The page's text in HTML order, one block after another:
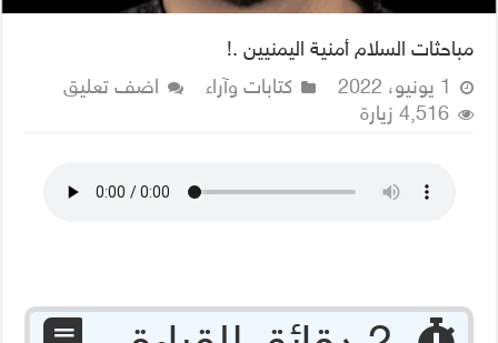
مباحثات السلام أمنية اليمنيين .!
1 يونيو، 2022
كتابات وآراء
اضف تعليق
4,516 زيارة